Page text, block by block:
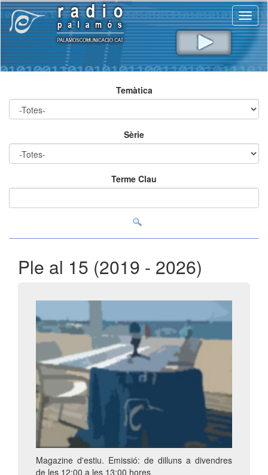
Temàtica
Sèrie
Terme Clau
Ple al 15 (2019 - 2026)
Magazine d'estiu. Emissió: de dilluns a divendres
de les 12:00 a les 13:00 hores